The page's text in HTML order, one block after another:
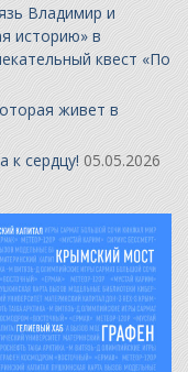
Владимир и
историю» в
квест «По
живет в
к сердцу! 05.05.2026